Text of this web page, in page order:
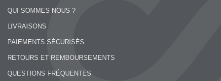
QUI SOMMES NOUS ?
LIVRAISONS
PAIEMENTS SÉCURISÉS
RETOURS ET REMBOURSEMENTS
QUESTIONS FRÉQUENTES